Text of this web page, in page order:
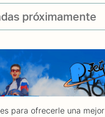
próximamente
para ofrecerle una mejor